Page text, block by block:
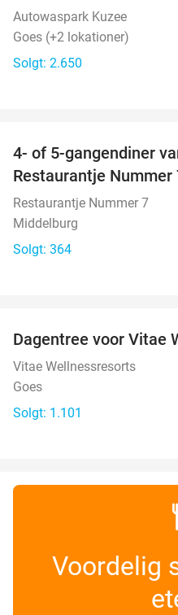
Autowaspark Kuzee
Goes (+2 lokationer)
Solgt: 2.650
4- of 5-gangendiner
Restaurantje Nummer
Restaurantje Nummer 7
Middelburg
Solgt: 364
Dagentree voor Vitae
Vitae Wellnessresorts
Goes
Solgt: 1.101
Voordelig